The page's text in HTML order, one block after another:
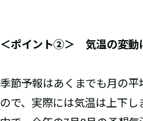
＜ポイント②＞ 気温の変動
季節予報はあくまでも月の
ので、実際には気温は上下し